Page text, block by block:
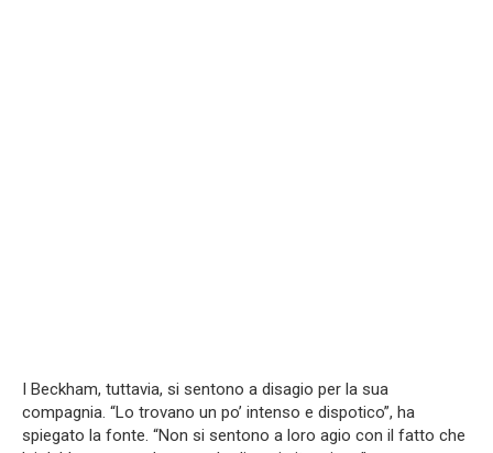
I Beckham, tuttavia, si sentono a disagio per la sua
compagnia. “Lo trovano un po’ intenso e dispotico”, ha
spiegato la fonte. “Non si sentono a loro agio con il fatto che